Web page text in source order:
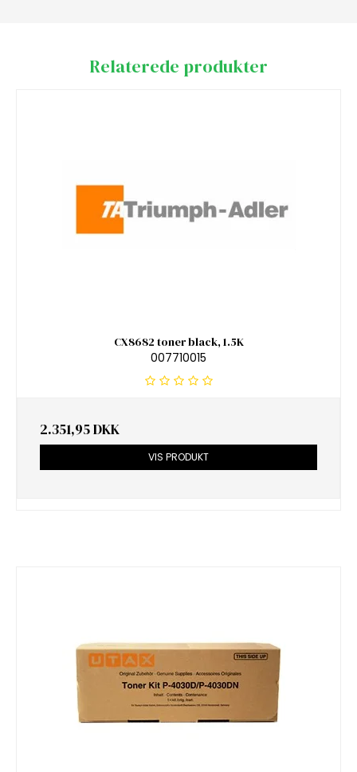
Relaterede produkter
CX8682 toner black, 1.5K
007710015
2.351,95 DKK
VIS PRODUKT